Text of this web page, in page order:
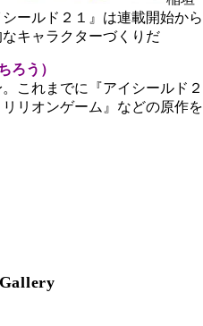
ールド２１』は連載開始から
キャラクターづくりだ
ろう）
これまでに『アイシールド２
リオンゲーム』などの原作を